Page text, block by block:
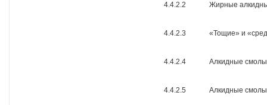
4.4.2.2 Жирные
4.4.2.3 «Тощие» и
4.4.2.4 Алкидные
4.4.2.5 Алкидные смолы